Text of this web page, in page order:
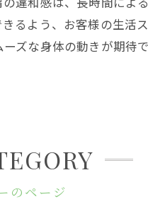
るよう、お客様の生活
ズな身体の動きが期待
のページ